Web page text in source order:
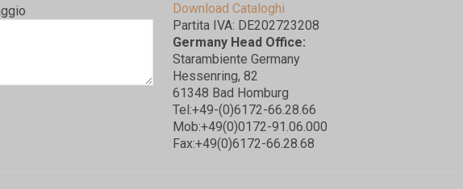
Download Cataloghi
Partita IVA: DE202723208
Germany Head Office:
Starambiente Germany
Hessenring, 82
61348 Bad Homburg
Tel:+49-(0)6172-66.28.66
Mob:+49(0)0172-91.06.000
Fax:+49(0)6172-66.28.68